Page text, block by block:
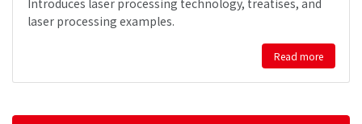
Introduces laser processing technology, treatises, and
laser processing examples.
Read more